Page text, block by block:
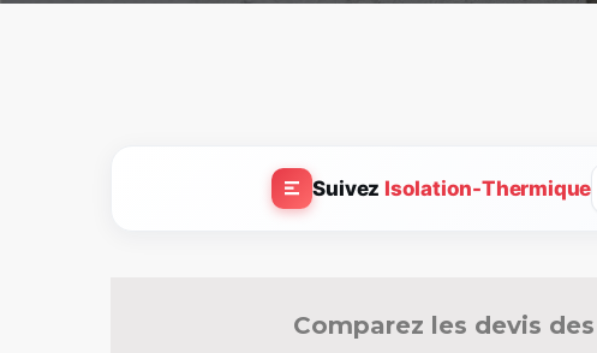
Suivez Isolation-Thermique
Comparez les devis